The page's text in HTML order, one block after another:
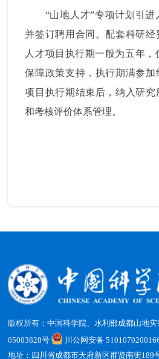
“山地人才”专项计划引
并签订聘用合同。配套科研经
人才项目执行期一般为五年，
保障政策支持，执行期满参
项目执行期结束后，纳入研究
和考核评价体系管理。
版权所有：中国科学院、水利部成都山地
05003828号
川公网安备
地址：四川省成都市天府新区群贤南街189